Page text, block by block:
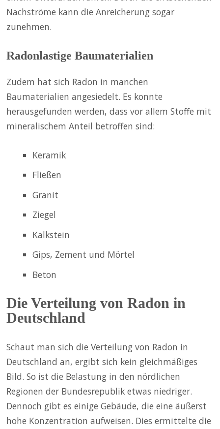
Nachströme kann die Anreicherung sogar
zunehmen.
Radonlastige Baumaterialien
Zudem hat sich Radon in manchen
Baumaterialien angesiedelt. Es konnte
herausgefunden werden, dass vor allem Stoffe mit
mineralischem Anteil betroffen sind:
Keramik
Fließen
Granit
Ziegel
Kalkstein
Gips, Zement und Mörtel
Beton
Die Verteilung von Radon in
Deutschland
Schaut man sich die Verteilung von Radon in
Deutschland an, ergibt sich kein gleichmäßiges
Bild. So ist die Belastung in den nördlichen
Regionen der Bundesrepublik etwas niedriger.
Dennoch gibt es einige Gebäude, die eine äußerst
hohe Konzentration aufweisen. Dies ermittelte die